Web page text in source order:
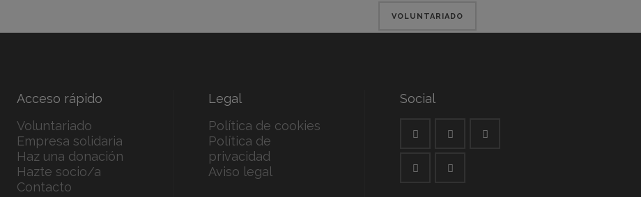
VOLUNTARIADO
Acceso rápido
Voluntariado
Empresa solidaria
Haz una donación
Hazte socio/a
Contacto
Legal
Política de cookies
Política de
privacidad
Aviso legal
Social